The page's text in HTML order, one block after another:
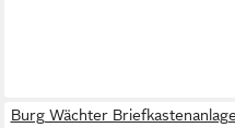
Burg Wächter